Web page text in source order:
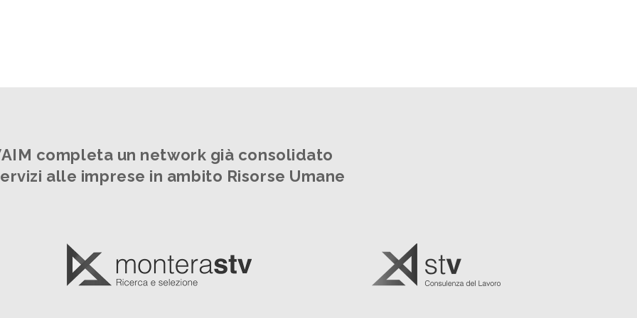
completa un network già consolidato
alle imprese in ambito Risorse Umane